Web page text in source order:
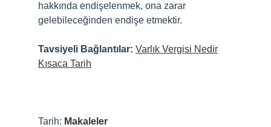
hakkında endişelenmek, ona zarar
gelebileceğinden endişe etmektir.
Tavsiyeli Bağlantılar: Varlık Vergisi Nedir
Kısaca Tarih
Tarih: Makaleler